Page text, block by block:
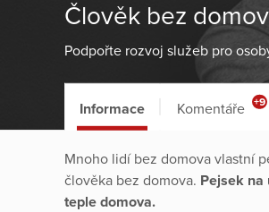
Člověk bez
Podpořte rozvoj služeb pro
Informace Komentáře +9
Mnoho lidí bez domova vlastní
člověka bez domova. Pejsek
teple domova.